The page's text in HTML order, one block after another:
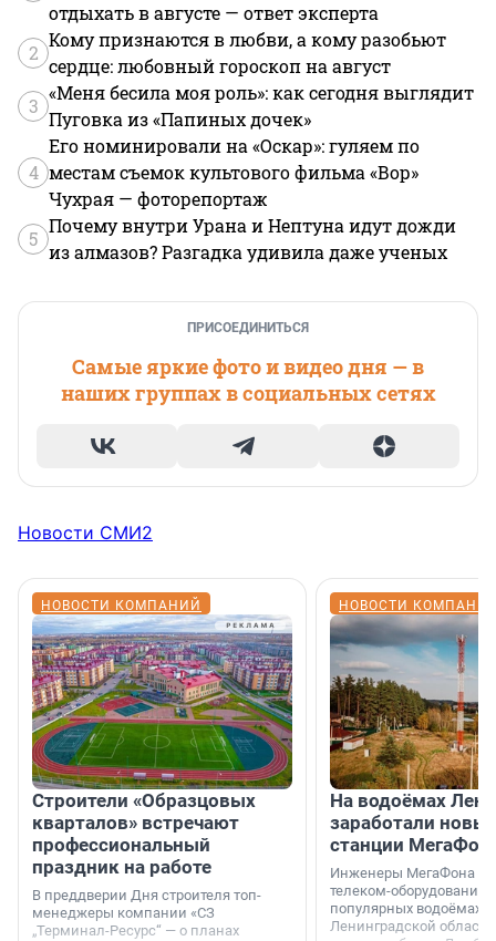
отдыхать в августе — ответ эксперта
2
Кому признаются в любви, а кому разобьют
сердце: любовный гороскоп на август
3
«Меня бесила моя роль»: как сегодня выглядит
Пуговка из «Папиных дочек»
4
Его номинировали на «Оскар»: гуляем по
местам съемок культового фильма «Вор»
Чухрая — фоторепортаж
5
Почему внутри Урана и Нептуна идут дожди
из алмазов? Разгадка удивила даже ученых
ПРИСОЕДИНИТЬСЯ
Самые яркие фото и видео дня — в
наших группах в социальных сетях
Новости СМИ2
НОВОСТИ КОМПАНИЙ
Строители «Образцовых
кварталов» встречают
профессиональный
праздник на работе
В преддверии Дня строителя топ-
менеджеры компании «СЗ
„Терминал-Ресурс“ — о планах
НОВОСТИ
На водоёмах
заработали
станции
Инженеры МегаФона
телеком-оборудование
популярных водоёмах
Ленинградской